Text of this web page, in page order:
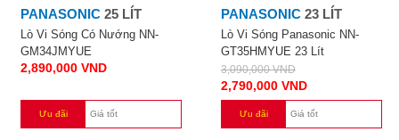
PANASONIC 25 LÍT
Lò Vi Sóng Có Nướng NN-
GM34JMYUE
2,890,000 VND
Ưu đãi Giá tốt
PANASONIC 23 LÍT
Lò Vi Sóng Panasonic NN-
GT35HMYUE 23 Lít
3,090,000VND
2,790,000 VND
Ưu đãi Giá tốt